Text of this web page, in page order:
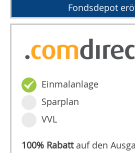
Fondsdepot
Einmalanlage
Sparplan
VVL
100% Rabattauf den